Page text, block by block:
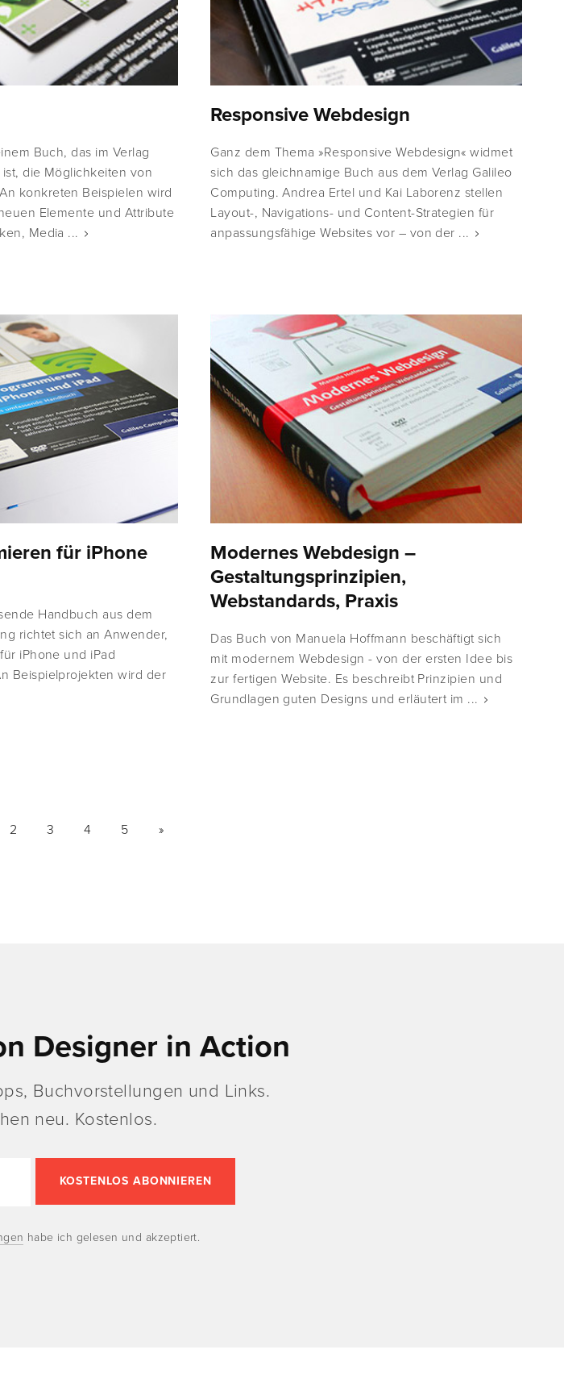
Buch, das im Verlag
die Möglichkeiten von
konkreten Beispielen wird
Elemente und Attribute
Media ...
Responsive Webdesign
Ganz dem Thema »Responsive Webdesign« widmet
sich das gleichnamige Buch aus dem Verlag Galileo
Computing. Andrea Ertel und Kai Laborenz stellen
Layout-, Navigations- und Content-Strategien für
anpassungsfähige Websites vor – von der ...
für iPhone
Handbuch aus dem
richtet sich an Anwender,
iPhone und iPad
Beispielprojekten wird der
Modernes Webdesign –
Gestaltungsprinzipien,
Webstandards, Praxis
Das Buch von Manuela Hoffmann beschäftigt sich
mit modernem Webdesign - von der ersten Idee bis
zur fertigen Website. Es beschreibt Prinzipien und
Grundlagen guten Designs und erläutert im ...
2 3 4 5 »
Designer in Action
Buchvorstellungen und Links.
neu. Kostenlos.
habe ich gelesen und akzeptiert.